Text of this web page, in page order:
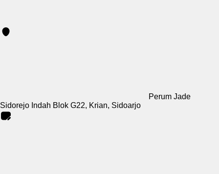
Perum Jade
Sidorejo Indah Blok G22, Krian, Sidoarjo